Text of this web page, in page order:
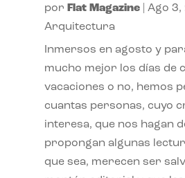
por Flat Magazine| Ago 3,
Arquitectura
Inmersos en agosto y
mucho mejor los días de
vacaciones o no, hemos
cuantas personas, cuyo
interesa, que nos hagan
propongan algunas
que sea, merecen ser